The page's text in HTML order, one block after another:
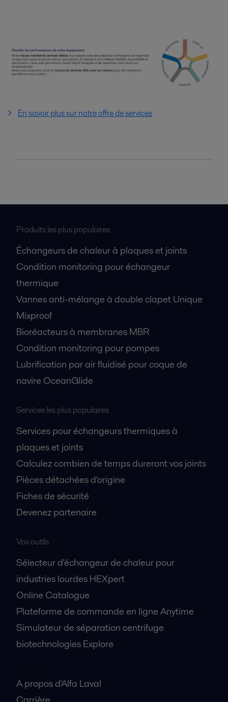
En savoir plus sur notre offre de services
Produits les plus populaires
Échangeurs de chaleur à plaques et joints
Condition monitoring pour échangeur
thermique
Vannes anti-mélange à double clapet Unique
Mixproof
Bioréacteurs à membranes MBR
Condition monitoring pour pompes
Lubrification par air fluidisé pour coque de
navire OceanGlide
Services les plus populaires
Services pour échangeurs thermiques à
plaques et joints
Calculez combien de temps dureront vos joints
Pièces détachées d'origine
Fiches de sécurité
Devenez partenaire
Vos outils
Sélecteur d'échangeur de chaleur pour
industries lourdes HEXpert
Online Catalogue
Plateforme de commande en ligne Anytime
Simulateur de séparation centrifuge
biotechnologies Explore
A propos d'Alfa Laval